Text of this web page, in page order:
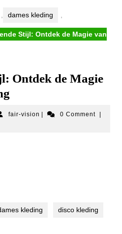
dames kleding
Stijl: Ontdek de Magie van
Ontdek de Magie
fair-vision fair-
0 Comment
kleding disco kleding